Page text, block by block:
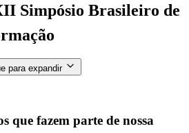
Simpósio Brasileiro de
para expandir
que fazem parte de nossa